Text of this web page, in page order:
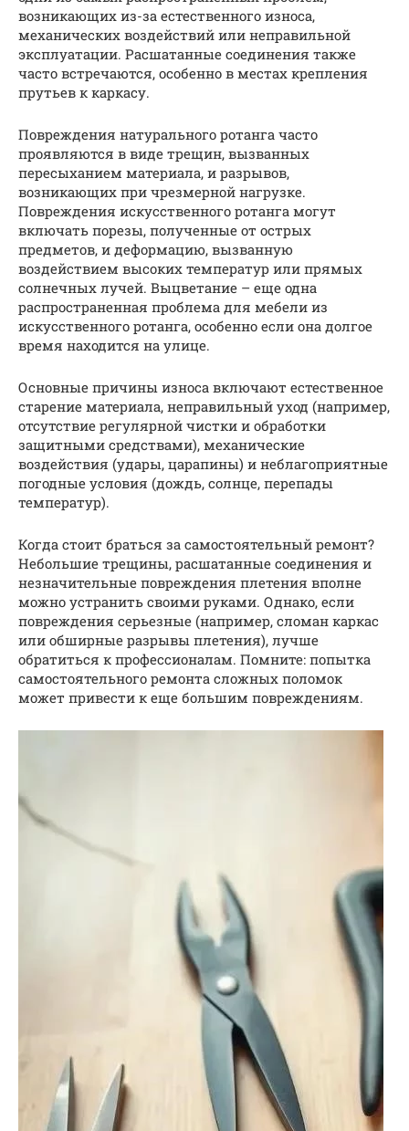
возникающих из-за естественного износа,
механических воздействий или неправильной
эксплуатации. Расшатанные соединения также
часто встречаются, особенно в местах крепления
прутьев к каркасу.
Повреждения натурального ротанга часто
проявляются в виде трещин, вызванных
пересыханием материала, и разрывов,
возникающих при чрезмерной нагрузке.
Повреждения искусственного ротанга могут
включать порезы, полученные от острых
предметов, и деформацию, вызванную
воздействием высоких температур или прямых
солнечных лучей. Выцветание – еще одна
распространенная проблема для мебели из
искусственного ротанга, особенно если она долгое
время находится на улице.
Основные причины износа включают естественное
старение материала, неправильный уход (например,
отсутствие регулярной чистки и обработки
защитными средствами), механические
воздействия (удары, царапины) и неблагоприятные
погодные условия (дождь, солнце, перепады
температур).
Когда стоит браться за самостоятельный ремонт?
Небольшие трещины, расшатанные соединения и
незначительные повреждения плетения вполне
можно устранить своими руками. Однако, если
повреждения серьезные (например, сломан каркас
или обширные разрывы плетения), лучше
обратиться к профессионалам. Помните: попытка
самостоятельного ремонта сложных поломок
может привести к еще большим повреждениям.